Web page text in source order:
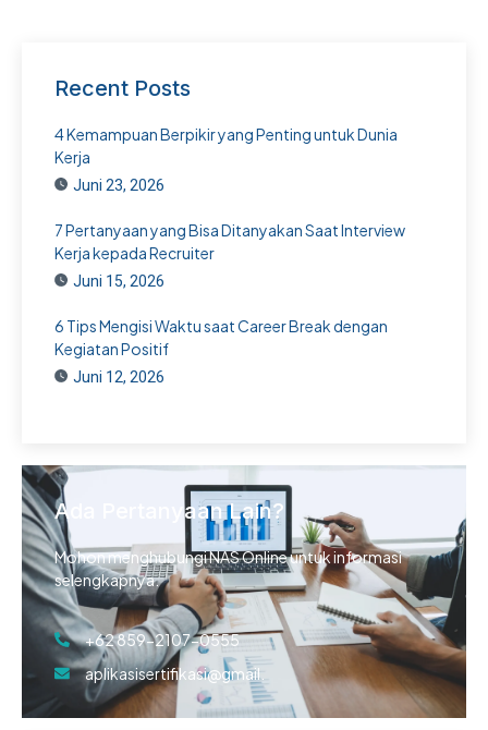
Recent Posts
4 Kemampuan Berpikir yang Penting untuk Dunia
Kerja
Juni 23, 2026
7 Pertanyaan yang Bisa Ditanyakan Saat Interview
Kerja kepada Recruiter
Juni 15, 2026
6 Tips Mengisi Waktu saat Career Break dengan
Kegiatan Positif
Juni 12, 2026
Ada Pertanyaan Lain?
Mohon menghubungi NAS Online untuk informasi
selengkapnya.
+62 859-2107-0555
aplikasisertifikasi@gmail.